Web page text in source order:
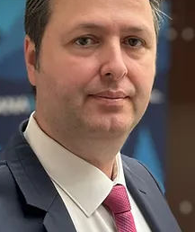
Prof.